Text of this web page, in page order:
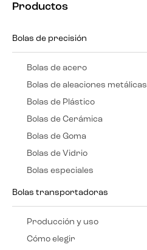
Productos
Bolas de precisión
Bolas de acero
Bolas de aleaciones metálicas
Bolas de Plástico
Bolas de Cerámica
Bolas de Goma
Bolas de Vidrio
Bolas especiales
Bolas transportadoras
Producción y uso
Cómo elegir